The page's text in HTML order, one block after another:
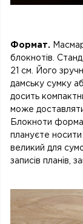
Формат.
блокнотів.
21 см. Його
дамську сумку
досить
може
Блокноти
плануєте
великий для
записів планів,